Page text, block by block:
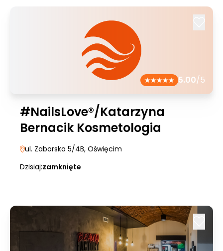
5.00/5
#NailsLove®/Katarzyna
Bernacik Kosmetologia
ul. Zaborska 5/4B, Oświęcim
Dzisiaj:zamknięte